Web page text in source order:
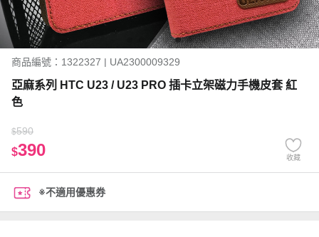
商品編號：1322327 | UA2300009329
亞麻系列 HTC U23 / U23 PRO 插卡立架磁力手機皮套 紅
色
$590
$390 收藏
※不適用優惠券